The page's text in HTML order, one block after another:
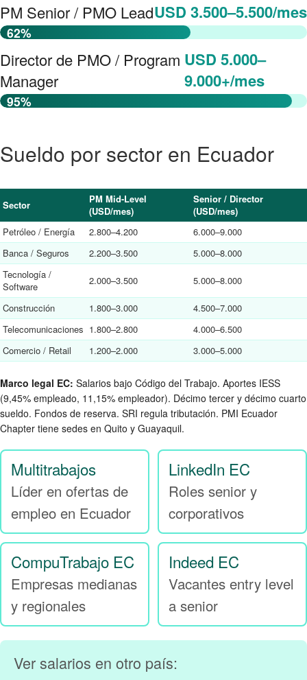
PM Senior / PMO LeadUSD 3.500–5.500/mes
62%
Director de PMO / Program
Manager
USD 5.000–
9.000+/mes
95%
Sueldo por sector en Ecuador
Sector
PM Mid-Level
(USD/mes)
Senior / Director
(USD/mes)
Petróleo / Energía
2.800–4.200
6.000–9.000
Banca / Seguros
2.200–3.500
5.000–8.000
Tecnología /
Software
2.000–3.500 5.000–8.000
Construcción 1.800–3.000
4.500–7.000
Telecomunicaciones 1.800–2.800
4.000–6.500
Comercio / Retail
1.200–2.000 3.000–5.000
Marco legal EC: Salarios bajo Código del Trabajo. Aportes IESS
(9,45% empleado, 11,15% empleador). Décimo tercer y décimo cuarto
sueldo. Fondos de reserva. SRI regula tributación. PMI Ecuador
Chapter tiene sedes en Quito y Guayaquil.
Multitrabajos
Líder en ofertas de
empleo en Ecuador
LinkedIn EC
Roles senior y
corporativos
CompuTrabajo EC
Empresas medianas
y regionales
Indeed EC
Vacantes entry level
a senior
Ver salarios en otro país: